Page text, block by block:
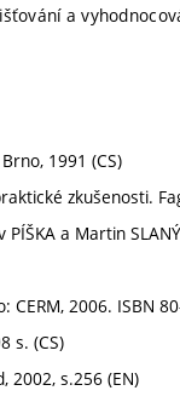
a
1991 (CS)
zkušenosti.
PÍŠKA a Martin
CERM, 2006. ISBN
s. (CS)
2002, s.256 (EN)